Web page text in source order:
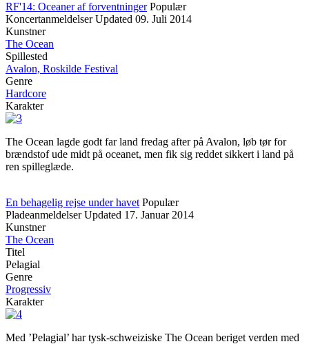
RF'14: Oceaner af forventninger Populær
Koncertanmeldelser Updated 09. Juli 2014
Kunstner
The Ocean
Spillested
Avalon, Roskilde Festival
Genre
Hardcore
Karakter
The Ocean lagde godt far land fredag after på Avalon, løb tør for
brændstof ude midt på oceanet, men fik sig reddet sikkert i land på
ren spilleglæde.
En behagelig rejse under havet Populær
Pladeanmeldelser Updated 17. Januar 2014
Kunstner
The Ocean
Titel
Pelagial
Genre
Progressiv
Karakter
Med ’Pelagial’ har tysk-schweiziske The Ocean beriget verden med